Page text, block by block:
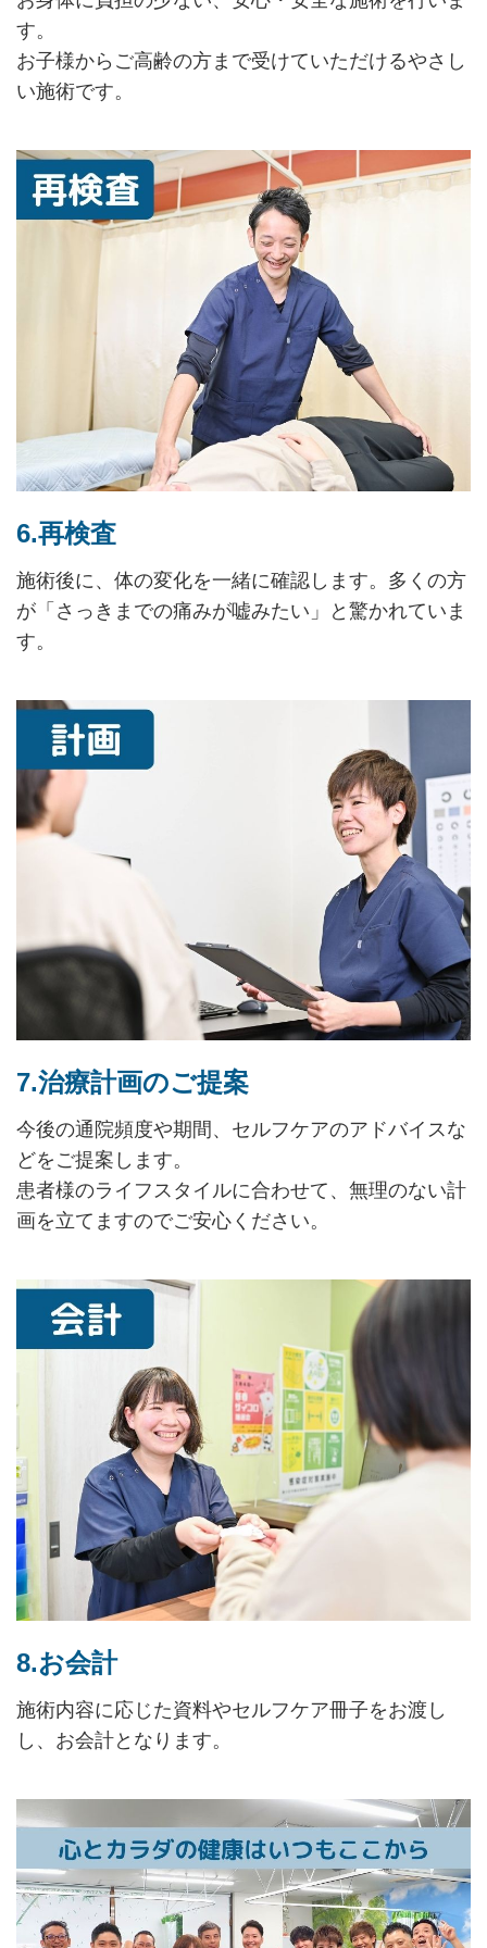
す。
お子様からご高齢の方まで受けていただけるやさし
い施術です。
6.再検査
施術後に、体の変化を一緒に確認します。多くの方
が「さっきまでの痛みが嘘みたい」と驚かれていま
す。
7.治療計画のご提案
今後の通院頻度や期間、セルフケアのアドバイスな
どをご提案します。
患者様のライフスタイルに合わせて、無理のない計
画を立てますのでご安心ください。
8.お会計
施術内容に応じた資料やセルフケア冊子をお渡し
し、お会計となります。